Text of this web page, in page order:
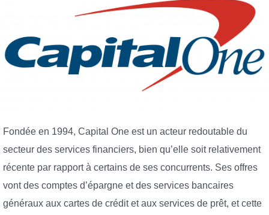
Fondée en 1994, Capital One est un acteur redoutable du
secteur des services financiers, bien qu’elle soit relativement
récente par rapport à certains de ses concurrents. Ses offres
vont des comptes d’épargne et des services bancaires
généraux aux cartes de crédit et aux services de prêt, et cette